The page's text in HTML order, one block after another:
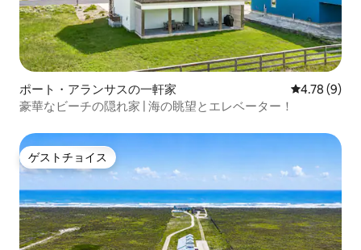
ポート・アランサスの一軒家 レビュー9
4.78 (9)
豪華なビーチの隠れ家 | 海の眺望とエレベーター！
ゲストチョイス
ゲストチョイス